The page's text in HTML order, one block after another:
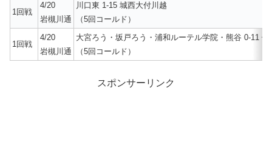
1回戦
4/20
岩槻川通
川口東 1-15 城西大付川越
（5回コールド）
1回戦
4/20
岩槻川通
大宮ろう・坂戸ろう・浦和ルーテル学院・熊谷 0-11 伊
（5回コールド）
スポンサーリンク